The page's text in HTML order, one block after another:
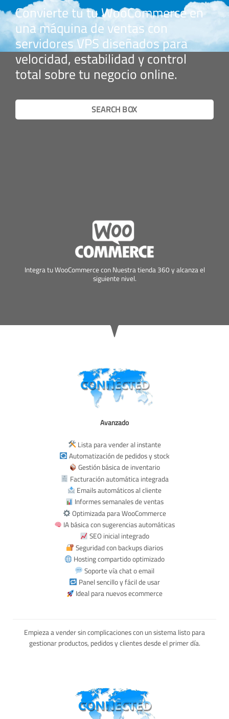
Convierte tu tu WooCommerce en
una máquina de ventas con
servidores VPS diseñados para
velocidad, estabilidad y control
total sobre tu negocio online.
SEARCH BOX
Integra tu WooCommerce con Nuestra tienda 360 y alcanza el
siguiente nivel.
Avanzado
Lista para vender al instante
Automatización de pedidos y stock
Gestión básica de inventario
Facturación automática integrada
Emails automáticos al cliente
Informes semanales de ventas
Optimizada para WooCommerce
IA básica con sugerencias automáticas
SEO inicial integrado
Seguridad con backups diarios
Hosting compartido optimizado
Soporte vía chat o email
Panel sencillo y fácil de usar
Ideal para nuevos ecommerce
Empieza a vender sin complicaciones con un sistema listo para
gestionar productos, pedidos y clientes desde el primer día.